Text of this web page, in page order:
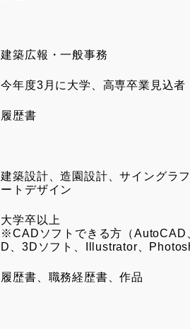
建築広報・一般事務
今年度3月に大学、高専卒業見込
履歴書
建築設計、造園設計、サイングラ
ートデザイン
大学卒以上
※CADソフトできる方（AutoCAD
D、3Dソフト、Illustrator、
履歴書、職務経歴書、作品